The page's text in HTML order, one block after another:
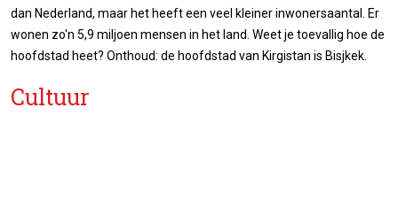
dan Nederland, maar het heeft een veel kleiner inwonersaantal. Er
wonen zo'n 5,9 miljoen mensen in het land. Weet je toevallig hoe de
hoofdstad heet? Onthoud: de hoofdstad van Kirgistan is Bisjkek.
Cultuur